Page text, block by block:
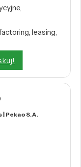
leasing,
Pekao S.A.